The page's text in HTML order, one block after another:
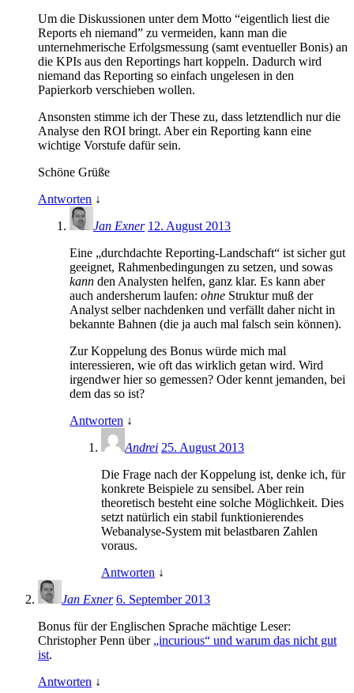
Um die Diskussionen unter dem Motto “eigentlich liest die
Reports eh niemand” zu vermeiden, kann man die
unternehmerische Erfolgsmessung (samt eventueller Bonis) an
die KPIs aus den Reportings hart koppeln. Dadurch wird
niemand das Reporting so einfach ungelesen in den
Papierkorb verschieben wollen.
Ansonsten stimme ich der These zu, dass letztendlich nur die
Analyse den ROI bringt. Aber ein Reporting kann eine
wichtige Vorstufe dafür sein.
Schöne Grüße
Antworten ↓
Jan Exner 12. August 2013
Eine „durchdachte Reporting-Landschaft“ ist sicher gut
geeignet, Rahmenbedingungen zu setzen, und sowas
kann den Analysten helfen, ganz klar. Es kann aber
auch andersherum laufen: ohne Struktur muß der
Analyst selber nachdenken und verfällt daher nicht in
bekannte Bahnen (die ja auch mal falsch sein können).
Zur Koppelung des Bonus würde mich mal
interessieren, wie oft das wirklich getan wird. Wird
irgendwer hier so gemessen? Oder kennt jemanden, bei
dem das so ist?
Antworten ↓
Andrei 25. August 2013
Die Frage nach der Koppelung ist, denke ich, für
konkrete Beispiele zu sensibel. Aber rein
theoretisch besteht eine solche Möglichkeit. Dies
setzt natürlich ein stabil funktionierendes
Webanalyse-System mit belastbaren Zahlen
voraus.
Antworten ↓
Jan Exner 6. September 2013
Bonus für der Englischen Sprache mächtige Leser:
Christopher Penn über „incurious“ und warum das nicht gut
ist.
Antworten ↓